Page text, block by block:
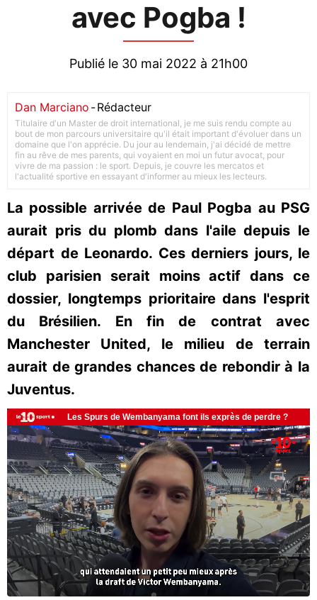
avec Pogba !
Publié le 30 mai 2022 à 21h00
Dan Marciano -Rédacteur
Titulaire d'un Master de droit international, je me suis rendu compte au
bout de mon parcours universitaire qu'il était important d'évoluer dans un
domaine que l'on apprécie. Du jour au lendemain, j'ai décidé de mettre
fin au rêve de mes parents, qui voyaient en moi un futur avocat, pour
vivre de ma passion : le sport. Depuis, je couvre les mercatos et
l'actualité sportive en essayant d'informer au mieux les lecteurs.
La possible arrivée de Paul Pogba au PSG
aurait pris du plomb dans l'aile depuis le
départ de Leonardo. Ces derniers jours, le
club parisien serait moins actif dans ce
dossier, longtemps prioritaire dans l'esprit
du Brésilien. En fin de contrat avec
Manchester United, le milieu de terrain
aurait de grandes chances de rebondir à la
Juventus.